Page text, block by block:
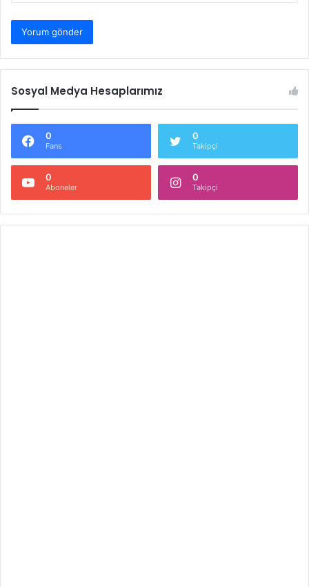
Sosyal Medya Hesaplarımız
0
Fans
0
Takipçi
0
Aboneler
0
Takipçi